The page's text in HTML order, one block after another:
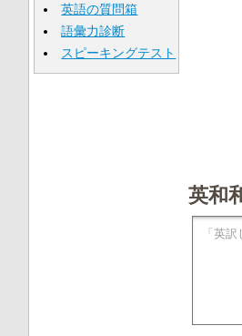
英和
英語の質問箱
語彙力診断
スピーキングテスト